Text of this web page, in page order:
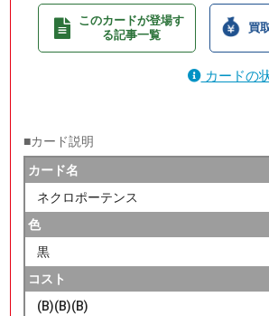
このカードが登場す
る記事一覧
買
カードの
■カード説明
カード名
ネクロポーテンス
色
黒
コスト
(B)(B)(B)